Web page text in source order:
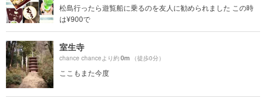
松島行ったら遊覧船に乗るのを友人に勧められました この時
は¥900で
室生寺
chance chanceより約0m （徒歩0分）
ここもまた今度